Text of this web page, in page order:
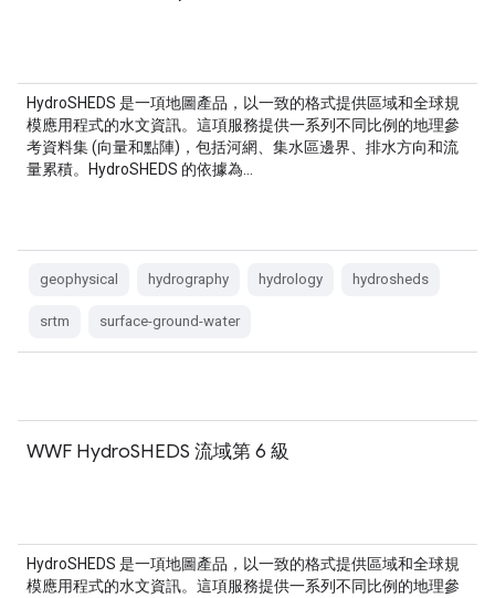
HydroSHEDS 是一項地圖產品，以一致的格式提供區域和全球規
模應用程式的水文資訊。這項服務提供一系列不同比例的地理參
考資料集 (向量和點陣)，包括河網、集水區邊界、排水方向和流
量累積。HydroSHEDS 的依據為…
geophysical hydrography hydrology hydrosheds
srtm surface-ground-water
WWF HydroSHEDS 流域第 6 級
HydroSHEDS 是一項地圖產品，以一致的格式提供區域和全球規
模應用程式的水文資訊。這項服務提供一系列不同比例的地理參